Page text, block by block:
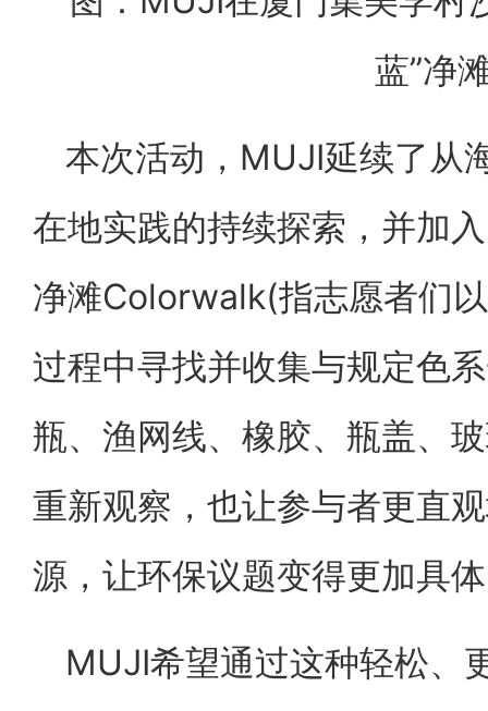
蓝”净
本次活动，MUJI延续了从
在地实践的持续探索，并加
净滩Colorwalk(指志愿者们
过程中寻找并收集与规定色
瓶、渔网线、橡胶、瓶盖、
重新观察，也让参与者更直
源，让环保议题变得更加具
MUJI希望通过这种轻松、